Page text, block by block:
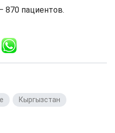
870 пациентов.
Кыргызстан